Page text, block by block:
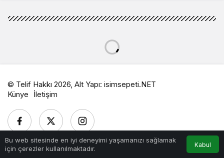
Bu web sitesinde en iyi deneyimi yaşamanızı sağlamak
için çerezler kullanılmaktadır.
Kabul
© Telif Hakkı 2026, Alt Yapı: isimsepeti.NET
Künye
İletişim